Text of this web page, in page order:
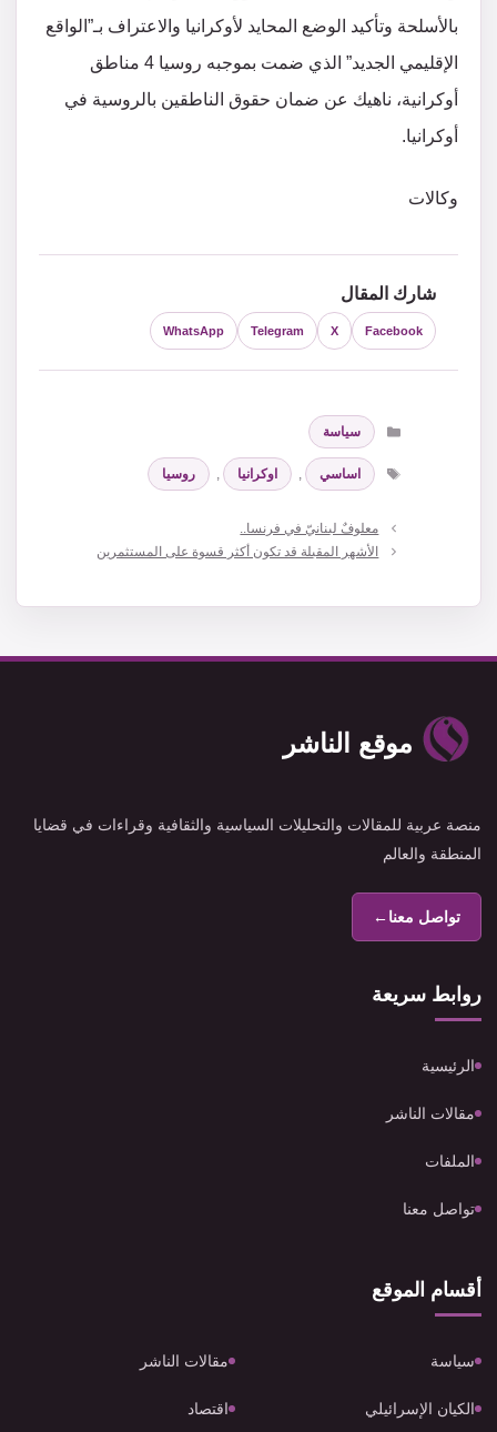
بالأسلحة وتأكيد الوضع المحايد لأوكرانيا والاعتراف بـ”الواقع
الإقليمي الجديد” الذي ضمت بموجبه روسيا 4 مناطق
أوكرانية، ناهيك عن ضمان حقوق الناطقين بالروسية في
أوكرانيا.
وكالات
شارك المقال
Facebook
X
Telegram
WhatsApp
التصنيفات
سياسة
الوسوم
اساسي , اوكرانيا , روسيا
معلوفٌ لبنانيّ في فرنسا..
الأشهر المقبلة قد تكون أكثر قسوة على المستثمرين
موقع الناشر
منصة عربية للمقالات والتحليلات السياسية والثقافية وقراءات في قضايا
المنطقة والعالم
تواصل معنا←
روابط سريعة
الرئيسية
مقالات الناشر
الملفات
تواصل معنا
أقسام الموقع
سياسة مقالات الناشر
الكيان الإسرائيلي اقتصاد